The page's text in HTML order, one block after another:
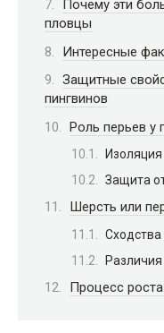
Почему эти
пловцы
Интересные
Защитные
пингвинов
Роль перьев у
Защита
Шерсть или
Процесс